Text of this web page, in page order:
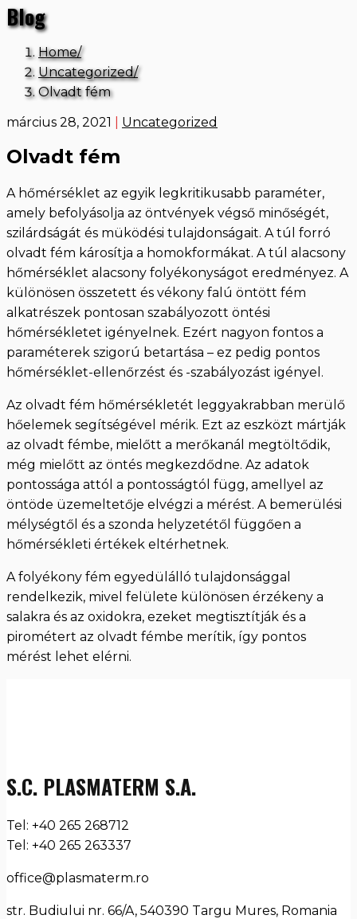
Blog
Home
Uncategorized
Olvadt fém
március 28, 2021
Uncategorized
Olvadt fém
A hőmérséklet az egyik legkritikusabb paraméter,
amely befolyásolja az öntvények végső minőségét,
szilárdságát és müködési tulajdonságait. A túl forró
olvadt fém károsítja a homokformákat. A túl alacsony
hőmérséklet alacsony folyékonyságot eredményez. A
különösen összetett és vékony falú öntött fém
alkatrészek pontosan szabályozott öntési
hőmérsékletet igényelnek. Ezért nagyon fontos a
paraméterek szigorú betartása – ez pedig pontos
hőmérséklet-ellenőrzést és -szabályozást igényel.
Az olvadt fém hőmérsékletét leggyakrabban merülő
hőelemek segítségével mérik. Ezt az eszközt mártják
az olvadt fémbe, mielőtt a merőkanál megtöltődik,
még mielőtt az öntés megkezdődne. Az adatok
pontossága attól a pontosságtól függ, amellyel az
öntöde üzemeltetője elvégzi a mérést. A bemerülési
mélységtől és a szonda helyzetétől függően a
hőmérsékleti értékek eltérhetnek.
A folyékony fém egyedülálló tulajdonsággal
rendelkezik, mivel felülete különösen érzékeny a
salakra és az oxidokra, ezeket megtisztítják és a
pirométert az olvadt fémbe merítik, így pontos
mérést lehet elérni.
S.C. PLASMATERM S.A.
Tel: +40 265 268712
Tel: +40 265 263337
office@plasmaterm.ro
str. Budiului nr. 66/A, 540390 Targu Mures, Romania